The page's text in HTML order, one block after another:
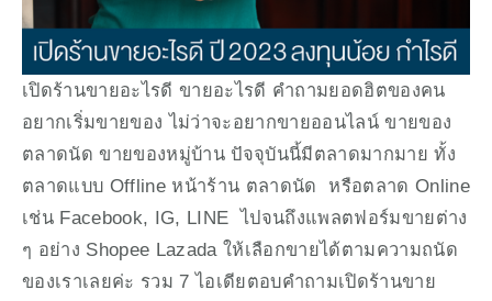
เปิดร้านขายอะไรดี ขายอะไรดี คำถามยอดฮิตของคน
อยากเริ่มขายของ ไม่ว่าจะอยากขายออนไลน์ ขายของ
ตลาดนัด ขายของหมู่บ้าน ปัจจุบันนี้มีตลาดมากมาย ทั้ง
ตลาดแบบ Offline หน้าร้าน ตลาดนัด  หรือตลาด Online
เช่น Facebook, IG, LINE  ไปจนถึงแพลตฟอร์มขายต่าง
ๆ อย่าง Shopee Lazada ให้เลือกขายได้ตามความถนัด
ของเราเลยค่ะ รวม 7 ไอเดียตอบคำถามเปิดร้านขาย